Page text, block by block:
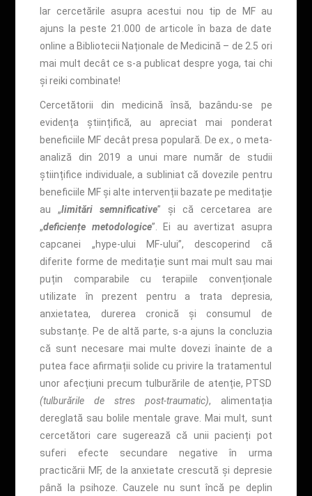
Iar cercetările asupra acestui nou tip de MF au
ajuns la peste 21.000 de articole în baza de date
online a Bibliotecii Naționale de Medicină – de 2.5 ori
mai mult decât ce s-a publicat despre yoga, tai chi
și reiki combinate!
Cercetătorii din medicină însă, bazându-se pe
evidența științifică, au apreciat mai ponderat
beneficiile MF decât presa populară. De ex., o meta-
analiză din 2019 a unui mare număr de studii
științifice individuale, a subliniat că dovezile pentru
beneficiile MF și alte intervenții bazate pe meditație
au „limitări semnificative” și că cercetarea are
„deficiențe metodologice”. Ei au avertizat asupra
capcanei „hype-ului MF-ului”, descoperind că
diferite forme de meditație sunt mai mult sau mai
puțin comparabile cu terapiile convenționale
utilizate în prezent pentru a trata depresia,
anxietatea, durerea cronică și consumul de
substanțe. Pe de altă parte, s-a ajuns la concluzia
că sunt necesare mai multe dovezi înainte de a
putea face afirmații solide cu privire la tratamentul
unor afecțiuni precum tulburările de atenție, PTSD
(tulburările de stres post-traumatic), alimentația
dereglată sau bolile mentale grave. Mai mult, sunt
cercetători care sugerează că unii pacienți pot
suferi efecte secundare negative în urma
practicării MF, de la anxietate crescută și depresie
până la psihoze. Cauzele nu sunt încă pe deplin